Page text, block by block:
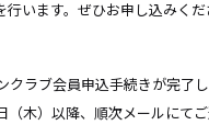
います。ぜひお申し込みくだ
クラブ会員申込手続きが完了
木）以降、順次メールにて